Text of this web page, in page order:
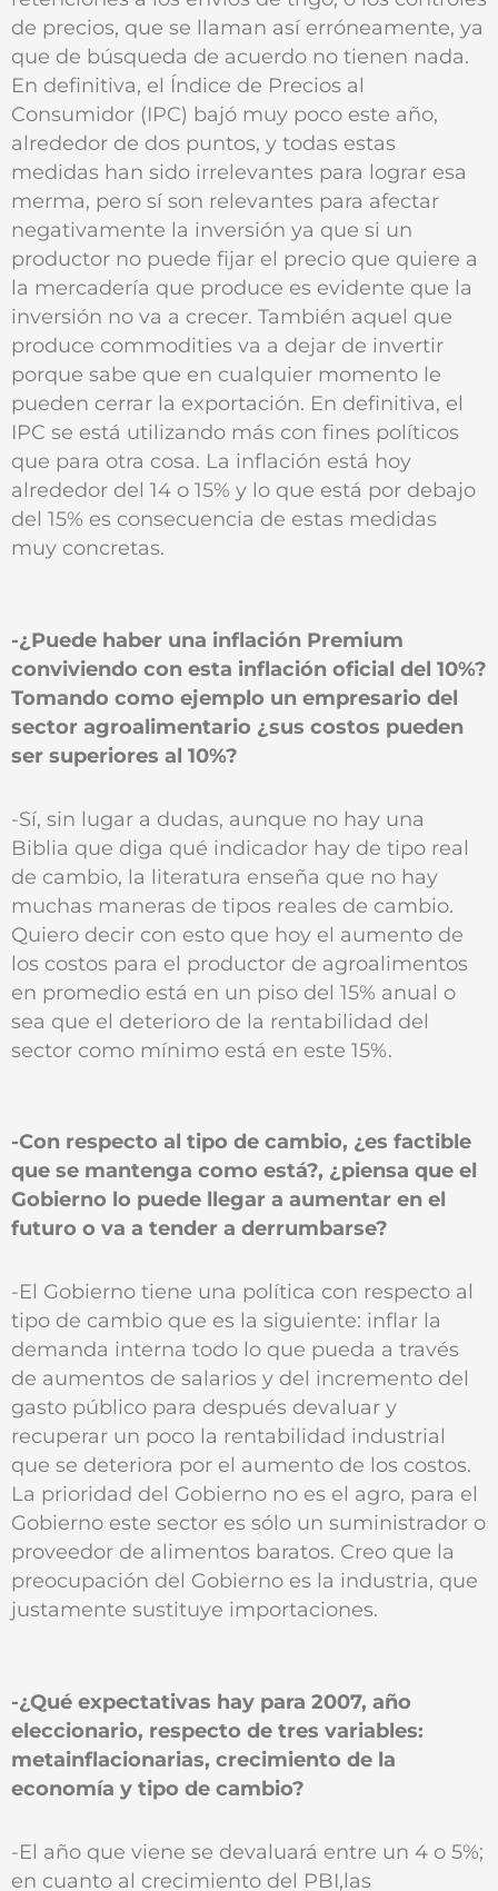
de precios, que se llaman así erróneamente, ya
que de búsqueda de acuerdo no tienen nada.
En definitiva, el Índice de Precios al
Consumidor (IPC) bajó muy poco este año,
alrededor de dos puntos, y todas estas
medidas han sido irrelevantes para lograr esa
merma, pero sí son relevantes para afectar
negativamente la inversión ya que si un
productor no puede fijar el precio que quiere a
la mercadería que produce es evidente que la
inversión no va a crecer. También aquel que
produce commodities va a dejar de invertir
porque sabe que en cualquier momento le
pueden cerrar la exportación. En definitiva, el
IPC se está utilizando más con fines políticos
que para otra cosa. La inflación está hoy
alrededor del 14 o 15% y lo que está por debajo
del 15% es consecuencia de estas medidas
muy concretas.
-¿Puede haber una inflación Premium
conviviendo con esta inflación oficial del 10%?
Tomando como ejemplo un empresario del
sector agroalimentario ¿sus costos pueden
ser superiores al 10%?
-Sí, sin lugar a dudas, aunque no hay una
Biblia que diga qué indicador hay de tipo real
de cambio, la literatura enseña que no hay
muchas maneras de tipos reales de cambio.
Quiero decir con esto que hoy el aumento de
los costos para el productor de agroalimentos
en promedio está en un piso del 15% anual o
sea que el deterioro de la rentabilidad del
sector como mínimo está en este 15%.
-Con respecto al tipo de cambio, ¿es factible
que se mantenga como está?, ¿piensa que el
Gobierno lo puede llegar a aumentar en el
futuro o va a tender a derrumbarse?
-El Gobierno tiene una política con respecto al
tipo de cambio que es la siguiente: inflar la
demanda interna todo lo que pueda a través
de aumentos de salarios y del incremento del
gasto público para después devaluar y
recuperar un poco la rentabilidad industrial
que se deteriora por el aumento de los costos.
La prioridad del Gobierno no es el agro, para el
Gobierno este sector es sólo un suministrador o
proveedor de alimentos baratos. Creo que la
preocupación del Gobierno es la industria, que
justamente sustituye importaciones.
-¿Qué expectativas hay para 2007, año
eleccionario, respecto de tres variables:
metainflacionarias, crecimiento de la
economía y tipo de cambio?
-El año que viene se devaluará entre un 4 o 5%;
en cuanto al crecimiento del PBI,las